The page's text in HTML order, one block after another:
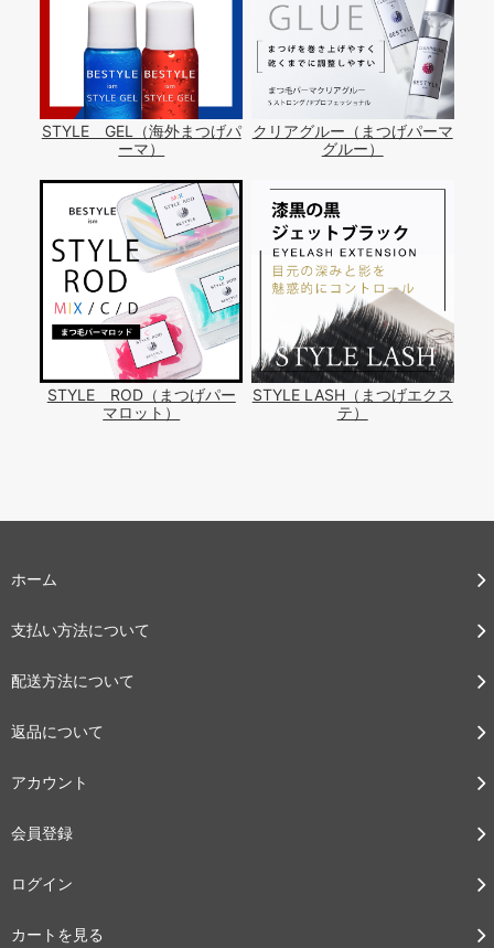
STYLE GEL（海外まつげパ
ーマ）
クリアグルー（まつげパーマ
グルー）
STYLE ROD（まつげパー
マロット）
STYLE LASH（まつげエクス
テ）
ホーム
支払い方法について
配送方法について
返品について
アカウント
会員登録
ログイン
カートを見る